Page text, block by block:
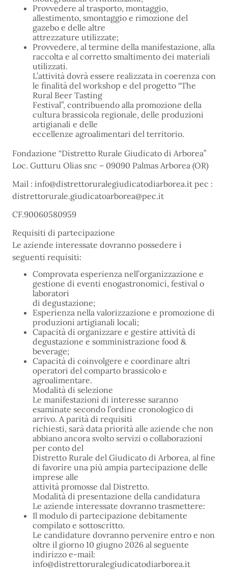
Provvedere al trasporto, montaggio,
allestimento, smontaggio e rimozione del
gazebo e delle altre
attrezzature utilizzate;
Provvedere, al termine della manifestazione, alla
raccolta e al corretto smaltimento dei materiali
utilizzati.
L’attività dovrà essere realizzata in coerenza con
le finalità del workshop e del progetto “The
Rural Beer Tasting
Festival”, contribuendo alla promozione della
cultura brassicola regionale, delle produzioni
artigianali e delle
eccellenze agroalimentari del territorio.
Fondazione “Distretto Rurale Giudicato di Arborea”
Loc. Gutturu Olias snc – 09090 Palmas Arborea (OR)
Mail : info@distrettoruralegiudicatodiarborea.it pec :
distrettorurale.giudicatoarborea@pec.it
CF.90060580959
Requisiti di partecipazione
Le aziende interessate dovranno possedere i
seguenti requisiti:
Comprovata esperienza nell’organizzazione e
gestione di eventi enogastronomici, festival o
laboratori
di degustazione;
Esperienza nella valorizzazione e promozione di
produzioni artigianali locali;
Capacità di organizzare e gestire attività di
degustazione e somministrazione food &
beverage;
Capacità di coinvolgere e coordinare altri
operatori del comparto brassicolo e
agroalimentare.
Modalità di selezione
Le manifestazioni di interesse saranno
esaminate secondo l’ordine cronologico di
arrivo. A parità di requisiti
richiesti, sarà data priorità alle aziende che non
abbiano ancora svolto servizi o collaborazioni
per conto del
Distretto Rurale del Giudicato di Arborea, al fine
di favorire una più ampia partecipazione delle
imprese alle
attività promosse dal Distretto.
Modalità di presentazione della candidatura
Le aziende interessate dovranno trasmettere:
Il modulo di partecipazione debitamente
compilato e sottoscritto.
Le candidature dovranno pervenire entro e non
oltre il giorno 10 giugno 2026 al seguente
indirizzo e-mail:
info@distrettoruralegiudicatodiarborea.it